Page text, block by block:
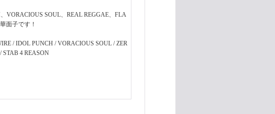
VORACIOUS SOUL、REAL REGGAE、FLA
面子です！
/ IDOL PUNCH / VORACIOUS SOUL / ZER
STAB 4 REASON